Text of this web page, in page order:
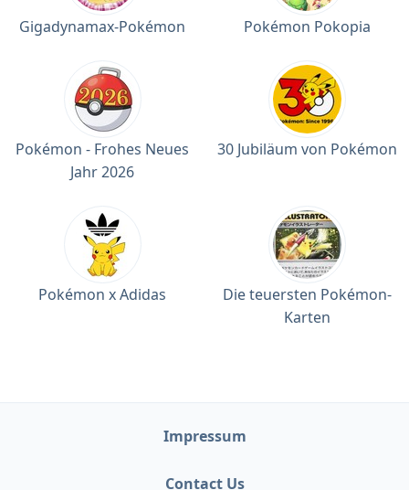
Gigadynamax-Pokémon Pokémon Pokopia
Pokémon - Frohes Neues
Jahr 2026
30 Jubiläum von Pokémon
Pokémon x Adidas
Die teuersten Pokémon-
Karten
Impressum
Contact Us